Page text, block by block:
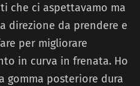
che ci aspettavamo ma
direzione da prendere e
per migliorare
in curva in frenata. Ho
gomma posteriore dura